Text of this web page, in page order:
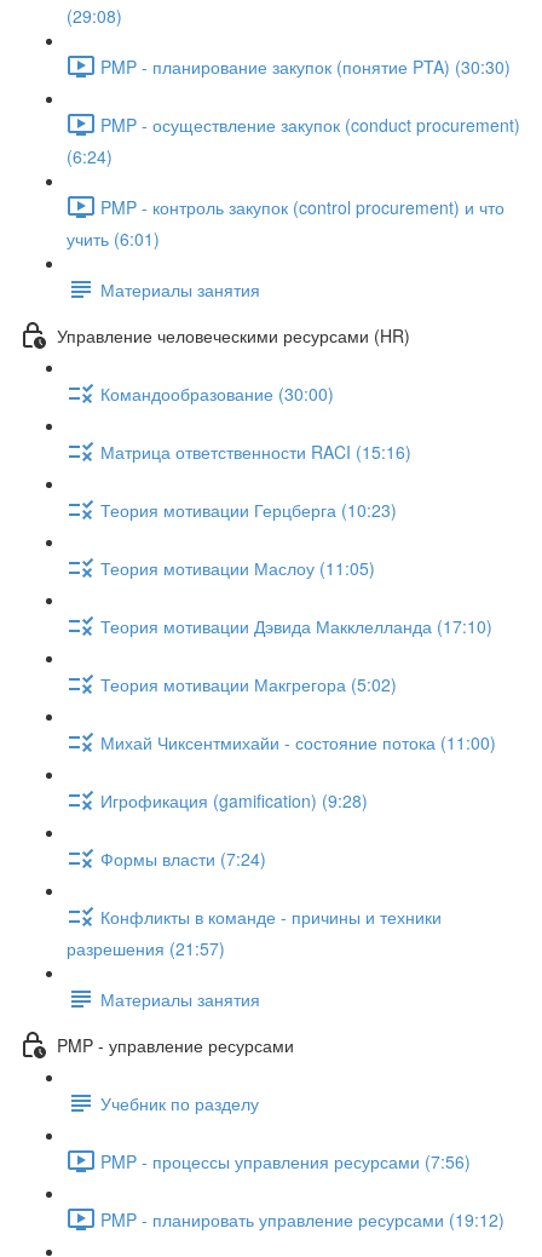
(29:08)
PMP - планирование закупок (понятие PTA) (30:30)
PMP - осуществление закупок (conduct procurement)
(6:24)
PMP - контроль закупок (control procurement) и что
учить (6:01)
Материалы занятия
Управление человеческими ресурсами (HR)
Командообразование (30:00)
Матрица ответственности RACI (15:16)
Теория мотивации Герцберга (10:23)
Теория мотивации Маслоу (11:05)
Теория мотивации Дэвида Макклелланда (17:10)
Теория мотивации Макгрегора (5:02)
Михай Чиксентмихайи - состояние потока (11:00)
Игрофикация (gamification) (9:28)
Формы власти (7:24)
Конфликты в команде - причины и техники
разрешения (21:57)
Материалы занятия
PMP - управление ресурсами
Учебник по разделу
PMP - процессы управления ресурсами (7:56)
PMP - планировать управление ресурсами (19:12)